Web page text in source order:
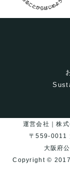
運営会社｜株
〒559-0011
大阪府
Copyright ©